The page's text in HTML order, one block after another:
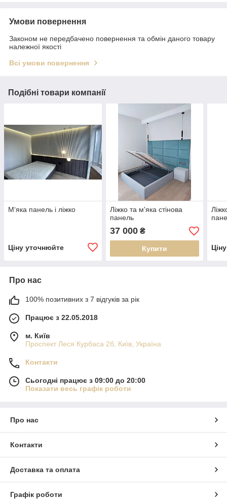
Умови повернення
Законом не передбачено повернення та обмін даного товару
належної якості
Всі умови повернення
Подібні товари компанії
М‘яка панель і ліжко
Ціну уточнюйте
Ліжко та м'яка стінова
панель
37 000₴
Купити
Про нас
100% позитивних з 7 відгуків за рік
Працює з 22.05.2018
м. Київ
Проспект Леся Курбаса 2б, Київ, Україна
Контакти
Сьогодні працює з 09:00 до 20:00
Показати весь графік роботи
Про нас
Контакти
Доставка та оплата
Графік роботи